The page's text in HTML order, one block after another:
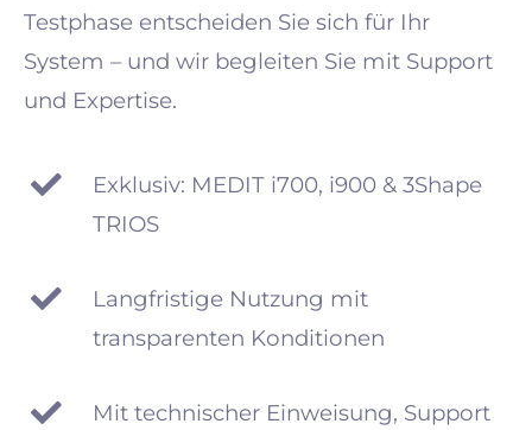
Testphase entscheiden Sie sich für Ihr
System – und wir begleiten Sie mit Support
und Expertise.
Exklusiv: MEDIT i700, i900 & 3Shape
TRIOS
Langfristige Nutzung mit
transparenten Konditionen
Mit technischer Einweisung, Support